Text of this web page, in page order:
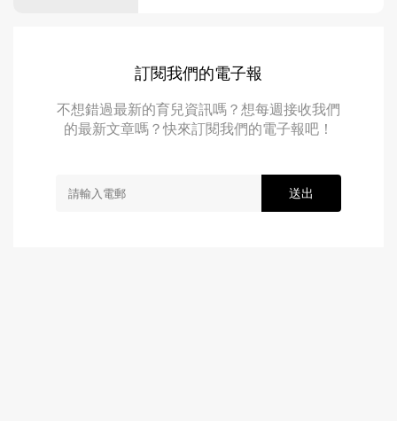
訂閱我們的電子報
不想錯過最新的育兒資訊嗎？想每週接收我們
的最新文章嗎？快來訂閱我們的電子報吧！
送出